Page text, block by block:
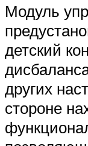
Модуль
детский
других
стороне